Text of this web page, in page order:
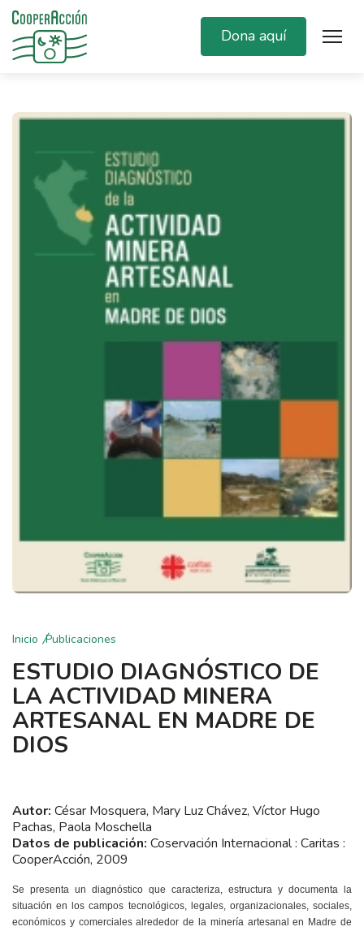
Dona aquí
Inicio Publicaciones
ESTUDIO DIAGNÓSTICO DE
LA ACTIVIDAD MINERA
ARTESANAL EN MADRE DE
DIOS
Autor: César Mosquera, Mary Luz Chávez, Víctor Hugo
Pachas, Paola Moschella
Datos de publicación: Coservación Internacional : Caritas :
CooperAcción, 2009
Se presenta un diagnóstico que caracteriza, estructura y documenta la
situación en los campos tecnológicos, legales, organizacionales, sociales,
económicos y comerciales alrededor de la minería artesanal en Madre de